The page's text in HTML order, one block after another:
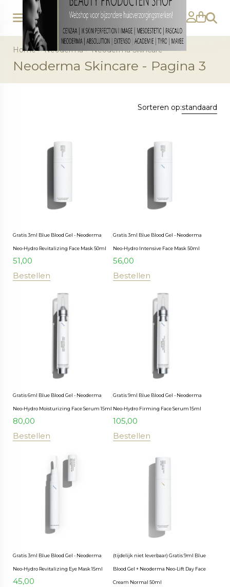
Gratis 6ml Blue Blood Gel - Neoderma
Gratis 3ml Blue Blood Gel - Neoderma
Neo-Hydro Revitalizing Face Mask 50ml
51,00
Bestellen
Gratis 3ml Blue Blood Gel - Neoderma
Neo-Hydro Intensive Face Mask 50ml
56,00
Bestellen
Gratis 6ml Blue Blood Gel - Neoderma
Neo-Hydro Moisturizing Face Serum 15ml
80,00
Bestellen
Gratis 9ml Blue Blood Gel - Neoderma
Neo-Hydro Firming Face Serum 15ml
105,00
Bestellen
Gratis 3ml Blue Blood Gel - Neoderma
Neo-Hydro Revitalizing Eye Mask 15ml
45,00
(tijdelijk niet leverbaar) Gratis 9ml Blue
Blood Gel + Neoderma Neo-Lift Day Face
Cream Normal 50ml